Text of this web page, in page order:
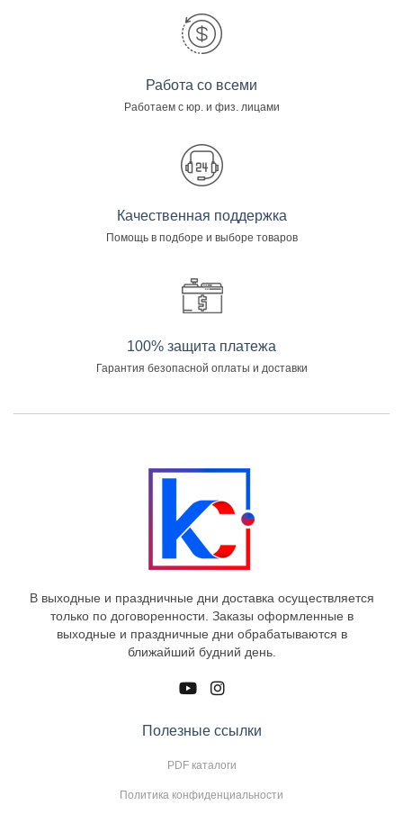
Работа со всеми
Работаем с юр. и физ. лицами
Качественная поддержка
Помощь в подборе и выборе товаров
100% защита платежа
Гарантия безопасной оплаты и доставки
В выходные и праздничные дни доставка осуществляется
только по договоренности. Заказы оформленные в
выходные и праздничные дни обрабатываются в
ближайший будний день.
Полезные ссылки
PDF каталоги
Политика конфиденциальности